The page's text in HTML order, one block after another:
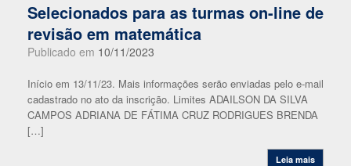
Selecionados para as turmas on-line de
revisão em matemática
Publicado em 10/11/2023
Início em 13/11/23. Mais informações serão enviadas pelo e-mail
cadastrado no ato da inscrição. Limites ADAILSON DA SILVA
CAMPOS ADRIANA DE FÁTIMA CRUZ RODRIGUES BRENDA
[…]
Leia mais